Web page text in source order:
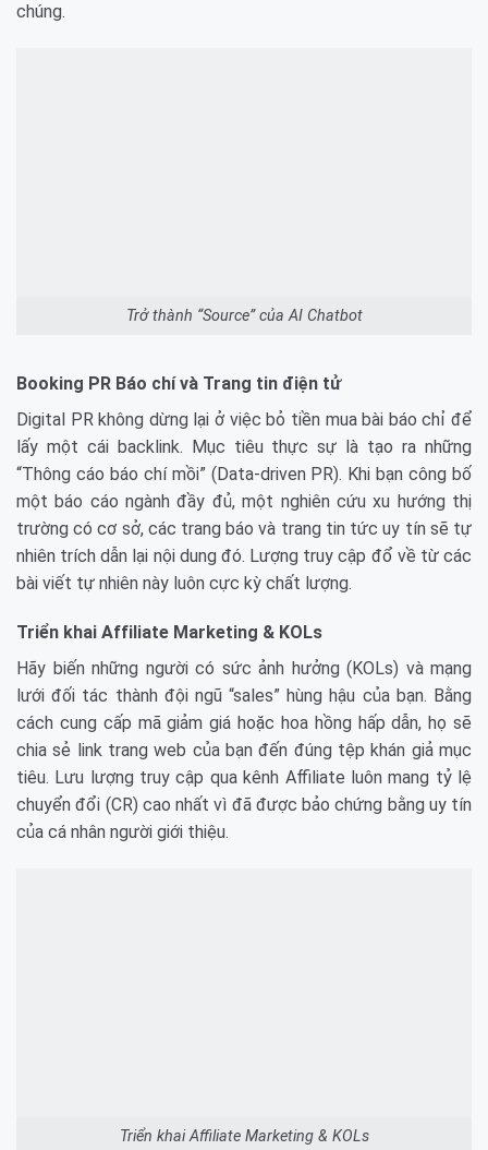
chúng.
Trở thành “Source” của AI Chatbot
Booking PR Báo chí và Trang tin điện tử
Digital PR không dừng lại ở việc bỏ tiền mua bài báo chỉ để
lấy một cái backlink. Mục tiêu thực sự là tạo ra những
“Thông cáo báo chí mồi” (Data-driven PR). Khi bạn công bố
một báo cáo ngành đầy đủ, một nghiên cứu xu hướng thị
trường có cơ sở, các trang báo và trang tin tức uy tín sẽ tự
nhiên trích dẫn lại nội dung đó. Lượng truy cập đổ về từ các
bài viết tự nhiên này luôn cực kỳ chất lượng.
Triển khai Affiliate Marketing & KOLs
Hãy biến những người có sức ảnh hưởng (KOLs) và mạng
lưới đối tác thành đội ngũ “sales” hùng hậu của bạn. Bằng
cách cung cấp mã giảm giá hoặc hoa hồng hấp dẫn, họ sẽ
chia sẻ link trang web của bạn đến đúng tệp khán giả mục
tiêu. Lưu lượng truy cập qua kênh Affiliate luôn mang tỷ lệ
chuyển đổi (CR) cao nhất vì đã được bảo chứng bằng uy tín
của cá nhân người giới thiệu.
Triển khai Affiliate Marketing & KOLs